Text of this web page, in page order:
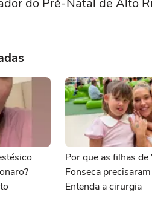
do Pré-Natal de Alto
Por que as filhas
Fonseca
Entenda a cirurgia